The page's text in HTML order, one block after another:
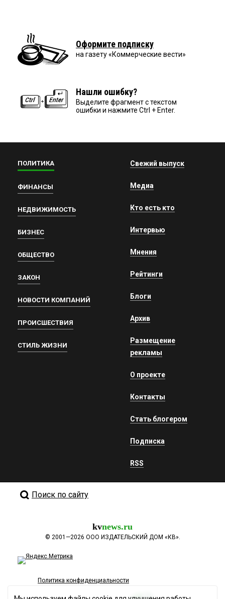
Оформите подписку
на газету «Коммерческие вести»
Нашли ошибку?
Выделите фрагмент с текстом
ошибки и нажмите Ctrl + Enter.
ПОЛИТИКА
ФИНАНСЫ
НЕДВИЖИМОСТЬ
БИЗНЕС
ОБЩЕСТВО
ЗАКОН
НОВОСТИ КОМПАНИЙ
ПРОИСШЕСТВИЯ
СТИЛЬ ЖИЗНИ
Свежий выпуск
Медиа
Кто есть кто
Интервью
Мнения
Рейтинги
Блоги
Архив
Размещение
рекламы
О проекте
Контакты
Стать блогером
Подписка
RSS
Поиск по сайту
kvnews.ru
© 2001—2026 ООО ИЗДАТЕЛЬСКИЙ ДОМ «КВ».
Политика конфиденциальности